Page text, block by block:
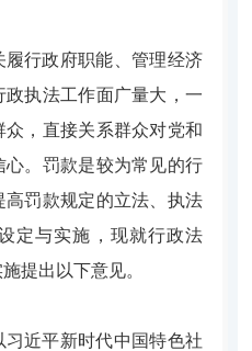
行政府职能、管理经济
执法工作面广量大，一
，直接关系群众对党和
。罚款是较为常见的行
罚款规定的立法、执法
定与实施，现就行政法
提出以下意见。
习近平新时代中国特色社